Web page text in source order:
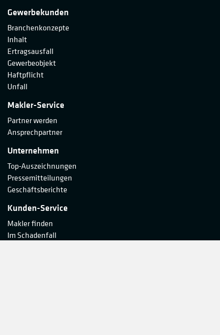
Gewerbekunden
Branchenkonzepte
Inhalt
Ertragsausfall
Gewerbeobjekt
Haftpflicht
Unfall
Makler-Service
Partner werden
Ansprechpartner
Unternehmen
Top-Auszeichnungen
Pressemitteilungen
Geschäftsberichte
Kunden-Service
Makler finden
Im Schadenfall